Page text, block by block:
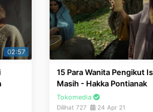
02:57
15 Para Wanita Pengikut
Masih - Hakka Pontianak
Tokomedia
Dilihat 727 24 Apr 21